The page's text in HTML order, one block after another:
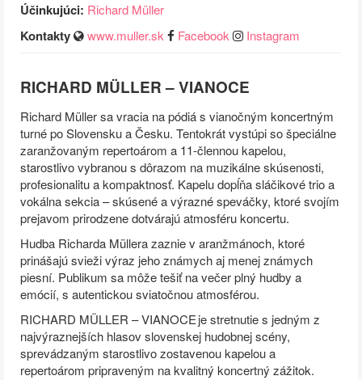
Účinkujúci: Richard Müller
Kontakty www.muller.sk Facebook Instagram
RICHARD MÜLLER – VIANOCE
Richard Müller sa vracia na pódiá s vianočným koncertným
turné po Slovensku a Česku. Tentokrát vystúpi so špeciálne
zaranžovaným repertoárom a 11-člennou kapelou,
starostlivo vybranou s dôrazom na muzikálne skúsenosti,
profesionalitu a kompaktnosť. Kapelu dopĺňa sláčikové trio a
vokálna sekcia – skúsené a výrazné speváčky, ktoré svojím
prejavom prirodzene dotvárajú atmosféru koncertu.
Hudba Richarda Müllera zaznie v aranžmánoch, ktoré
prinášajú svieži výraz jeho známych aj menej známych
piesní. Publikum sa môže tešiť na večer plný hudby a
emócií, s autentickou sviatočnou atmosférou.
RICHARD MÜLLER – VIANOCE je stretnutie s jedným z
najvýraznejších hlasov slovenskej hudobnej scény,
sprevádzaným starostlivo zostavenou kapelou a
repertoárom pripraveným na kvalitný koncertný zážitok.